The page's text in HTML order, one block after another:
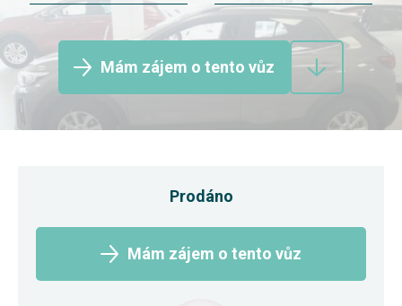
Mám zájem o tento vůz
Prodáno
Mám zájem o tento vůz